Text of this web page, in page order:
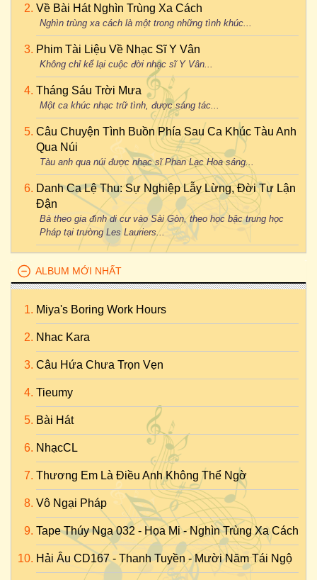
Về Bài Hát Nghìn Trùng Xa Cách
Nghìn trùng xa cách là một trong những tình khúc...
Phim Tài Liệu Về Nhạc Sĩ Y Vân
Không chỉ kể lại cuộc đời nhạc sĩ Y Vân...
Tháng Sáu Trời Mưa
Một ca khúc nhạc trữ tình, được sáng tác...
Câu Chuyện Tình Buồn Phía Sau Ca Khúc Tàu Anh
Qua Núi
Tàu anh qua núi được nhạc sĩ Phan Lạc Hoa sáng...
Danh Ca Lệ Thu: Sự Nghiệp Lẫy Lừng, Đời Tư Lận
Đận
Bà theo gia đình di cư vào Sài Gòn, theo học bậc trung học
Pháp tại trường Les Lauriers...
ALBUM MỚI NHẤT
Miya's Boring Work Hours
Nhac Kara
Câu Hứa Chưa Trọn Vẹn
Tieumy
Bài Hát
NhạcCL
Thương Em Là Điều Anh Không Thể Ngờ
Vô Ngại Pháp
Tape Thúy Nga 032 - Họa Mi - Nghìn Trùng Xa Cách
Hải Âu CD167 - Thanh Tuyền - Mười Năm Tái Ngộ